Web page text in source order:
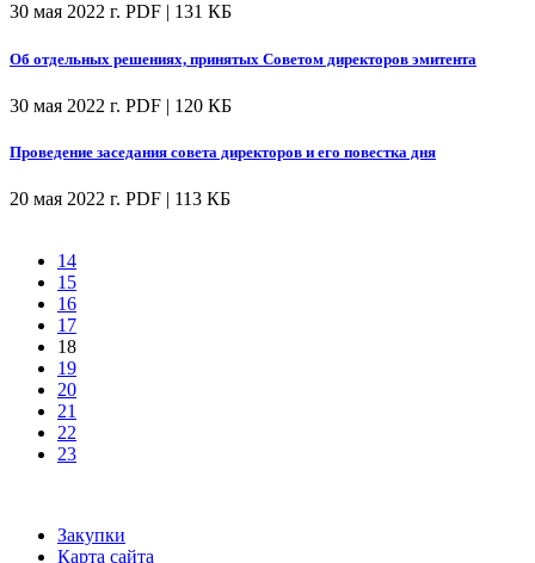
30 мая 2022 г. PDF | 131 КБ
Об отдельных решениях, принятых Советом директоров эмитента
30 мая 2022 г. PDF | 120 КБ
Проведение заседания совета директоров и его повестка дня
20 мая 2022 г. PDF | 113 КБ
14
15
16
17
18
19
20
21
22
23
Закупки
Карта сайта